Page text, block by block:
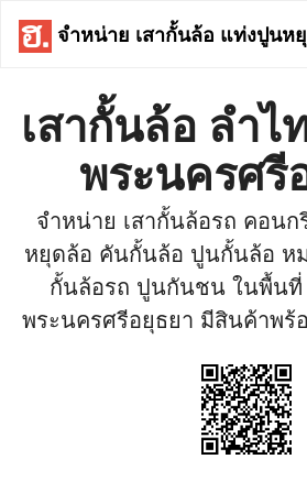
จำหน่าย เสากั้นล้อ แท่งปูนห
เสากั้นล้อ ลำไ
พระนครศรี
จำหน่าย เสากั้นล้อรถ คอน
หยุดล้อ คันกั้นล้อ ปูนกั้นล้อ ห
กั้นล้อรถ ปูนกันชน ในพื้นที่
พระนครศรีอยุธยา มีสินค้าพร้